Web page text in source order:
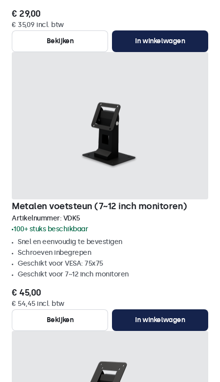
€ 29,00
€ 35,09 incl. btw
Bekijken
In winkelwagen
Metalen voetsteun (7~12 inch monitoren)
Artikelnummer: VDK5
100+ stuks beschikbaar
Snel en eenvoudig te bevestigen
Schroeven inbegrepen
Geschikt voor VESA: 75x75
Geschikt voor 7~12 inch monitoren
€ 45,00
€ 54,45 incl. btw
Bekijken
In winkelwagen